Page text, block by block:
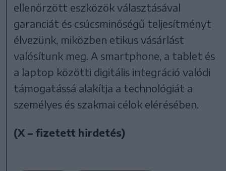
ellenőrzött eszközök választásával
garanciát és csúcsminőségű teljesítményt
élvezünk, miközben etikus vásárlást
valósítunk meg. A smartphone, a tablet és
a laptop közötti digitális integráció valódi
támogatássá alakítja a technológiát a
személyes és szakmai célok elérésében.
(X – fizetett hirdetés)